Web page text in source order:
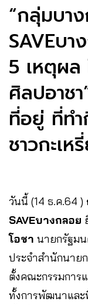
“กลุ่มบา
SAVEบ
5 เหตุผล
ศิลปอาช
ที่อยู่ ที่ท
ชาวกะเ
วันนี้ (14 ธ.ค.64 )
SAVEบางกลอย
โอชา นายกรัฐม
ประจำสำนักนาย
ตั้งคณะกรรมการ
ทั้งการพัฒนาและ